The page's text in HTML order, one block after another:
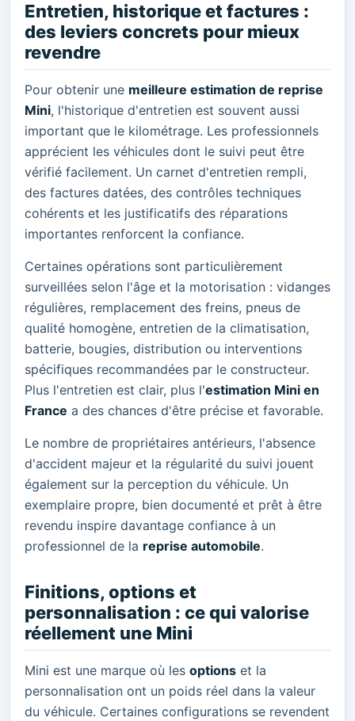
Entretien, historique et factures :
des leviers concrets pour mieux
revendre
Pour obtenir une meilleure estimation de reprise
Mini, l'historique d'entretien est souvent aussi
important que le kilométrage. Les professionnels
apprécient les véhicules dont le suivi peut être
vérifié facilement. Un carnet d'entretien rempli,
des factures datées, des contrôles techniques
cohérents et les justificatifs des réparations
importantes renforcent la confiance.
Certaines opérations sont particulièrement
surveillées selon l'âge et la motorisation : vidanges
régulières, remplacement des freins, pneus de
qualité homogène, entretien de la climatisation,
batterie, bougies, distribution ou interventions
spécifiques recommandées par le constructeur.
Plus l'entretien est clair, plus l'estimation Mini en
France a des chances d'être précise et favorable.
Le nombre de propriétaires antérieurs, l'absence
d'accident majeur et la régularité du suivi jouent
également sur la perception du véhicule. Un
exemplaire propre, bien documenté et prêt à être
revendu inspire davantage confiance à un
professionnel de la reprise automobile.
Finitions, options et
personnalisation : ce qui valorise
réellement une Mini
Mini est une marque où les options et la
personnalisation ont un poids réel dans la valeur
du véhicule. Certaines configurations se revendent